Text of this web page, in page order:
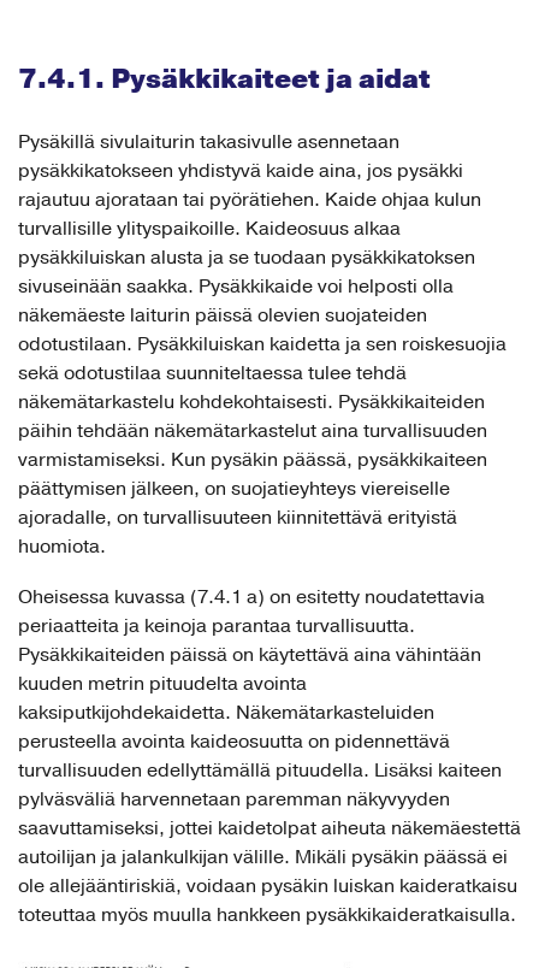
7.4.1. Pysäkkikaiteet ja aidat
Pysäkillä sivulaiturin takasivulle asennetaan
pysäkkikatokseen yhdistyvä kaide aina, jos pysäkki
rajautuu ajorataan tai pyörätiehen. Kaide ohjaa kulun
turvallisille ylityspaikoille. Kaideosuus alkaa
pysäkkiluiskan alusta ja se tuodaan pysäkkikatoksen
sivuseinään saakka. Pysäkkikaide voi helposti olla
näkemäeste laiturin päissä olevien suojateiden
odotustilaan. Pysäkkiluiskan kaidetta ja sen roiskesuojia
sekä odotustilaa suunniteltaessa tulee tehdä
näkemätarkastelu kohdekohtaisesti. Pysäkkikaiteiden
päihin tehdään näkemätarkastelut aina turvallisuuden
varmistamiseksi. Kun pysäkin päässä, pysäkkikaiteen
päättymisen jälkeen, on suojatieyhteys viereiselle
ajoradalle, on turvallisuuteen kiinnitettävä erityistä
huomiota.
Oheisessa kuvassa (7.4.1 a) on esitetty noudatettavia
periaatteita ja keinoja parantaa turvallisuutta.
Pysäkkikaiteiden päissä on käytettävä aina vähintään
kuuden metrin pituudelta avointa
kaksiputkijohdekaidetta. Näkemätarkasteluiden
perusteella avointa kaideosuutta on pidennettävä
turvallisuuden edellyttämällä pituudella. Lisäksi kaiteen
pylväsväliä harvennetaan paremman näkyvyyden
saavuttamiseksi, jottei kaidetolpat aiheuta näkemäestettä
autoilijan ja jalankulkijan välille. Mikäli pysäkin päässä ei
ole allejääntiriskiä, voidaan pysäkin luiskan kaideratkaisu
toteuttaa myös muulla hankkeen pysäkkikaideratkaisulla.